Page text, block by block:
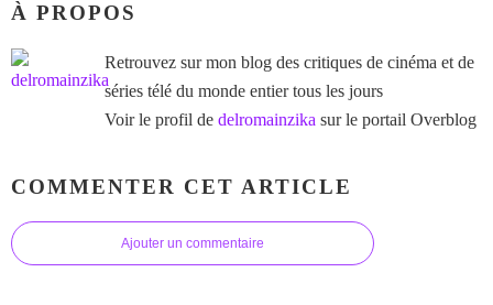
À PROPOS
Retrouvez sur mon blog des critiques de cinéma et de
séries télé du monde entier tous les jours
Voir le profil de delromainzika sur le portail Overblog
COMMENTER CET ARTICLE
Ajouter un commentaire